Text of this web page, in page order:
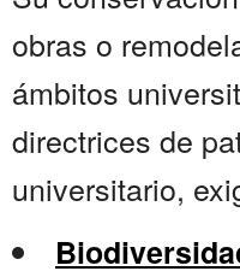
obras o
ámbitos
directrices de
universitario,